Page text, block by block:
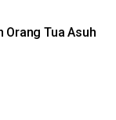
Orang Tua Asuh